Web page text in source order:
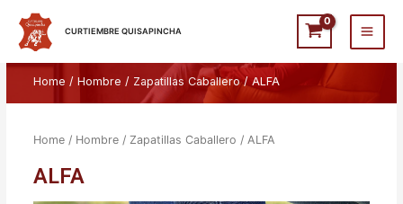
contenido
CURTIEMBRE QUISAPINCHA
Main
Home /Hombre / Zapatillas Caballero/ ALFA
Home / Hombre /Zapatillas Caballero / ALFA
ALFA